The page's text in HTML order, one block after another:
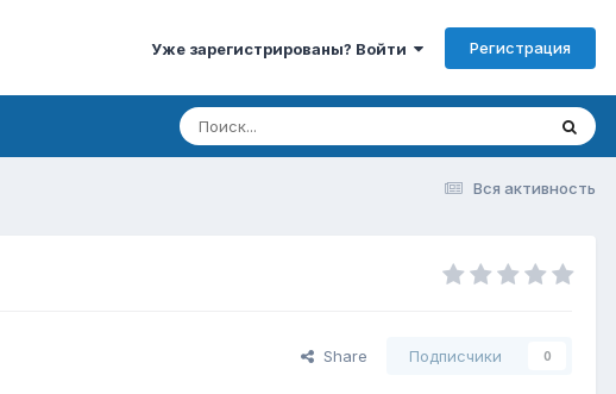
Уже зарегистрированы? Войти Регистрация
Вся активность
Share Подписчики 0